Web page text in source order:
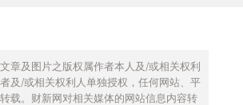
章及图片之版权属作者本人及/或相关权利
及/或相关权利人单独授权，任何网站、平
载。财新网对相关媒体的网站信息内容转